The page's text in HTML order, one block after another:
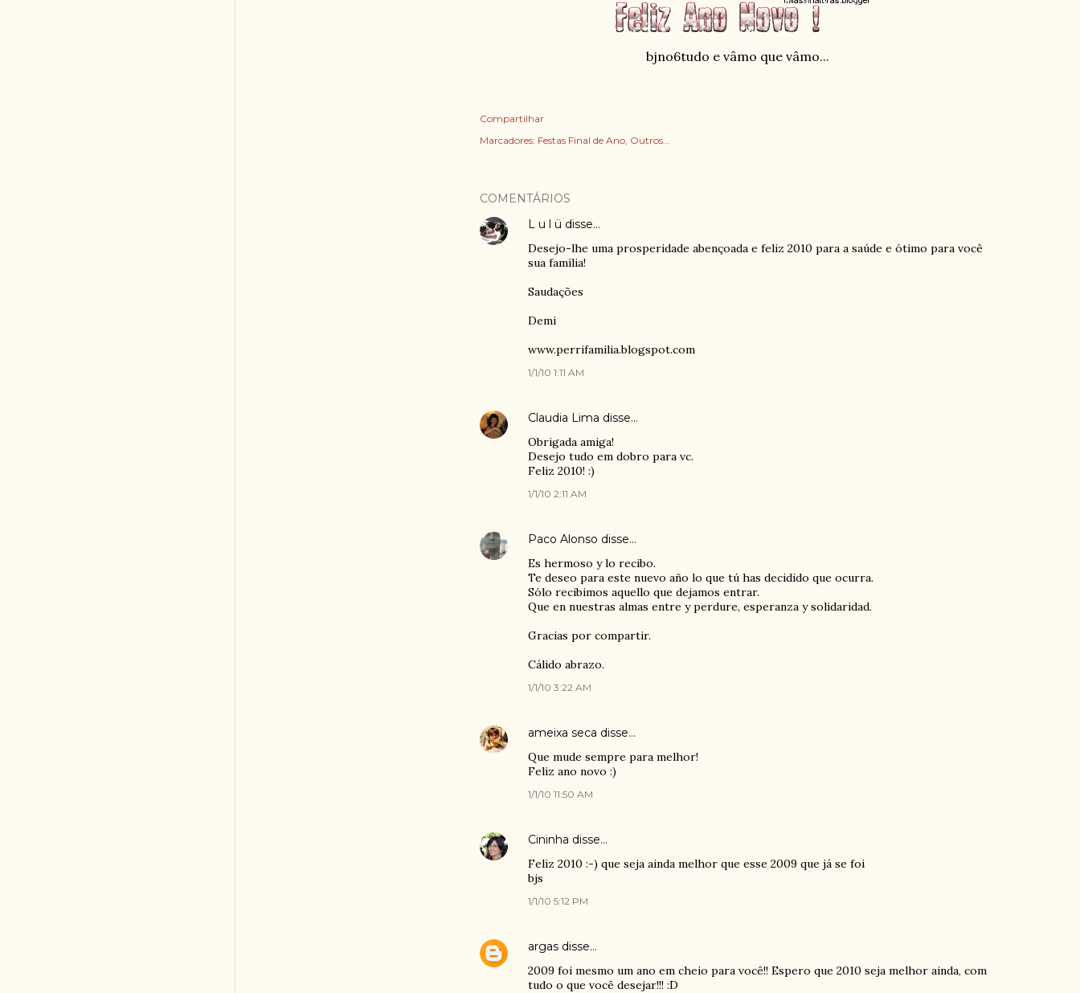
bjno6tudo e vâmo que vâmo...
Compartilhar
Marcadores: Festas Final de Ano Outros...
COMENTÁRIOS
L u l ü disse…
Desejo-lhe uma prosperidade abençoada e feliz 2010 para a saúde e ótimo para você
sua família!
Saudações
Demi
www.perrifamilia.blogspot.com
1/1/10 1:11 AM
Claudia Lima disse…
Obrigada amiga!
Desejo tudo em dobro para vc.
Feliz 2010! :)
1/1/10 2:11 AM
Paco Alonso disse…
Es hermoso y lo recibo.
Te deseo para este nuevo año lo que tú has decidido que ocurra.
Sólo recibimos aquello que dejamos entrar.
Que en nuestras almas entre y perdure, esperanza y solidaridad.
Gracias por compartir.
Cálido abrazo.
1/1/10 3:22 AM
ameixa seca disse…
Que mude sempre para melhor!
Feliz ano novo :)
1/1/10 11:50 AM
Cininha disse…
Feliz 2010 :-) que seja ainda melhor que esse 2009 que já se foi
bjs
1/1/10 5:12 PM
argasdisse…
2009 foi mesmo um ano em cheio para você!! Espero que 2010 seja melhor ainda, com
tudo o que você desejar!!! :D